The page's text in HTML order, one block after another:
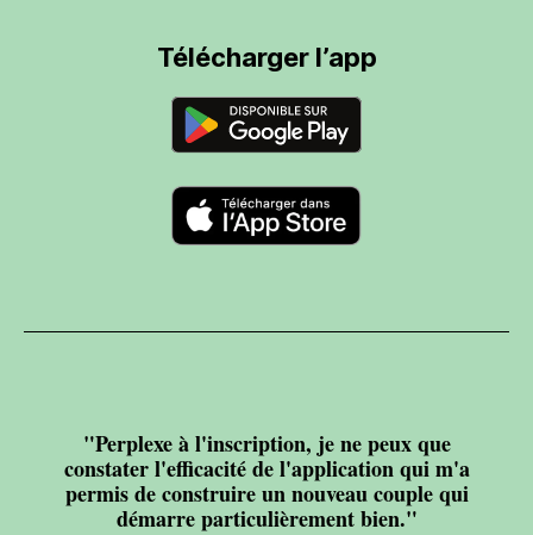
Télécharger l’app
"Perplexe à l'inscription, je ne peux que
constater l'efficacité de l'application qui m'a
permis de construire un nouveau couple qui
démarre particulièrement bien."